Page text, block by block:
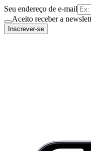
Seu endereço de e-mail
Aceito receber a
Inscrever-se